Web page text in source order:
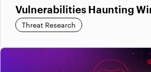
Vulnerabilities Haunting
Threat Research